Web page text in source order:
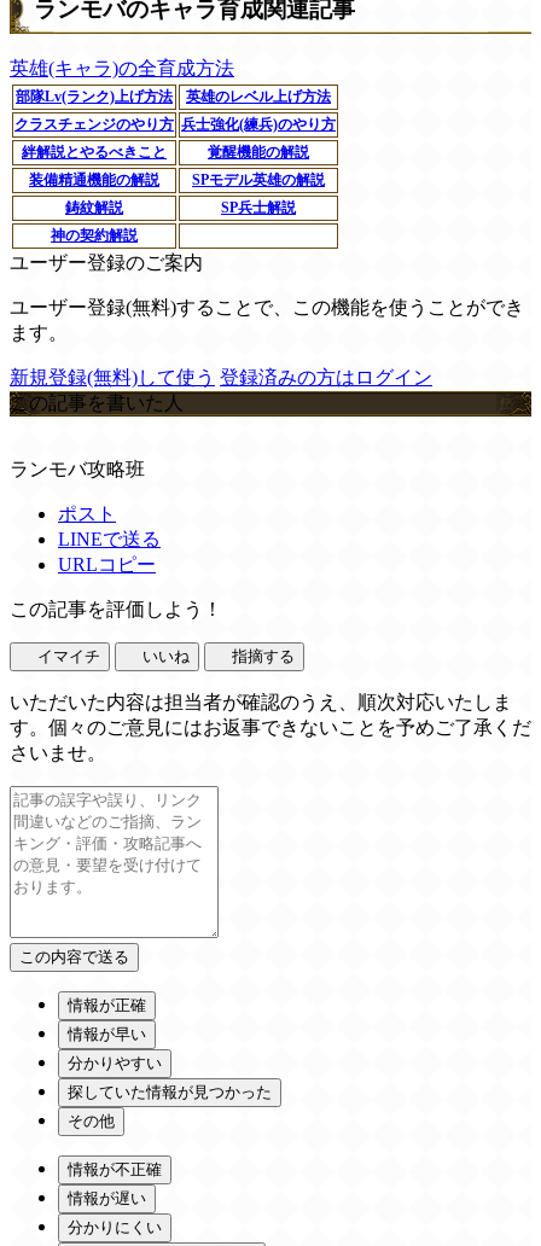
ランモバのキャラ育成関連記事
英雄(キャラ)の全育成方法
部隊Lv(ランク)上げ方法
英雄のレベル上げ方法
クラスチェンジのやり方 兵士強化(練兵)のやり方
絆解説とやるべきこと
覚醒機能の解説
装備精通機能の解説
SPモデル英雄の解説
鋳紋解説
SP兵士解説
神の契約解説
ユーザー登録のご案内
ユーザー登録(無料)することで、この機能を使うことができ
ます。
新規登録(無料)して使う 登録済みの方はログイン
この記事を書いた人
ランモバ攻略班
ポスト
LINEで送る
URLコピー
この記事を評価しよう！
イマイチ いいね 指摘する
いただいた内容は担当者が確認のうえ、順次対応いたしま
す。個々のご意見にはお返事できないことを予めご了承くだ
さいませ。
情報が正確
情報が早い
分かりやすい
探していた情報が見つかった
その他
情報が不正確
情報が遅い
分かりにくい